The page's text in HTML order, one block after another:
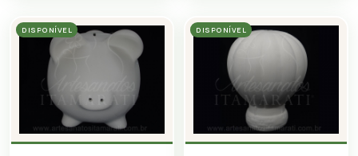
DISPONÍVEL DISPONÍVEL